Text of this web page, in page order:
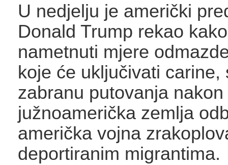
U nedjelju je američki
Donald Trump rekao
nametnuti mjere
koje će uključivati carine,
zabranu putovanja
južnoamerička zemlja
američka vojna
deportiranim migrantima.